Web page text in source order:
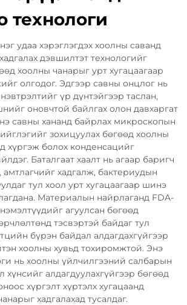
технологи
удаа хэрэглэгдэх хоолны саванд
дэвшилтэт технологийг
хоолны чанарыг урт хугацаагаар
олгодог. Эдгээр савны онцлог нь
үр дүнтэйгээр таслан,
оновчтой байлгах олон давхаргат
савны хананд байрлах микроскопын
зохицуулах бөгөөд хоолны
хүргэж болох конденсацийг
Баталгаат хаалт нь агаар баригч
хадгалж, бактериудын
тул хоол урт хугацаагаар шинэ
Материалын найрлаганд FDA-
агуулсан бөгөөд
тэсвэртэй байдаг тул
бүрэн байдал алдагдахгүйгээр
хоолны хувьд тохиромжтой. Энэ
нь хоолны үйлчилгээний салбарын
хүнсийг алдагдуулахгүйгээр бөгөөд
хүргэлт хүртэлх хугацаанд
хадгалахад тусалдаг.